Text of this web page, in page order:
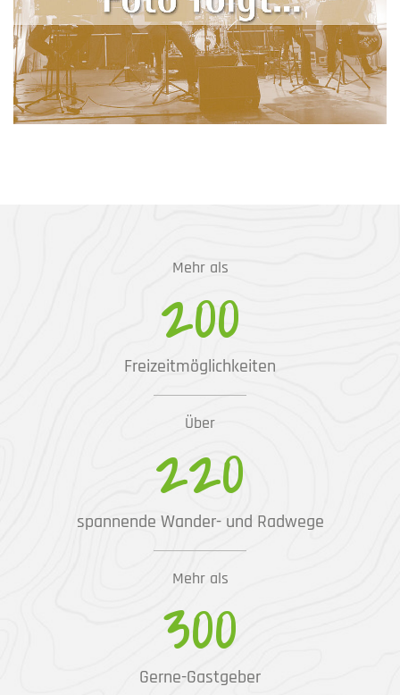
Mehr als
200
Freizeitmöglichkeiten
Über
220
spannende Wander- und Radwege
Mehr als
300
Gerne-Gastgeber